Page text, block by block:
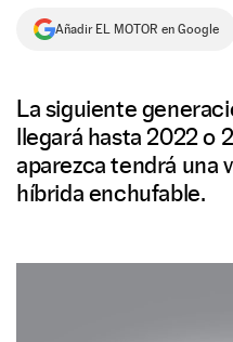
NEWSLETTER
Añadir EL MOTOR en Google
La siguiente
llegará hasta 2022 o
aparezca tendrá una
híbrida enchufable.